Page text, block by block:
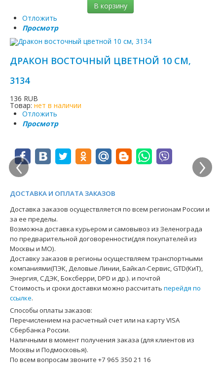
В корзину
Отложить
Просмотр
ДРАКОН ВОСТОЧНЫЙ ЦВЕТНОЙ 10 СМ,
3134
136 RUB
Товар: нет в наличии
Отложить
Просмотр
‹ ›
ДОСТАВКА И ОПЛАТА ЗАКАЗОВ
Доставка заказов осуществляется по всем регионам России и
за ее пределы.
Возможна доставка курьером и самовывоз из Зеленограда
по предварительной договоренности(для покупателей из
Москвы и МО).
Доставку заказов в регионы осуществляем транспортными
компаниями(ПЭК, Деловые Линии, Байкал-Сервис, GTD(КиТ),
Энергия, СДЭК, Боксберри, DPD и др.). и почтой
Стоимость и сроки доставки можно рассчитать перейдя по
ссылке.
Способы оплаты заказов:
Перечислением на расчетный счет или на карту VISA
Сбербанка России.
Наличными в момент получения заказа (для клиентов из
Москвы и Подмосковья).
По всем вопросам звоните +7 965 350 21 16